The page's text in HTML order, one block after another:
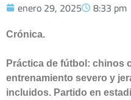
enero 29, 2025 8:33 pm
Crónica.
Práctica de fútbol: chinos
entrenamiento severo y
incluidos. Partido en